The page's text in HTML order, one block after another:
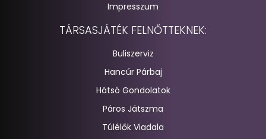
Impresszum
TÁRSASJÁTÉK FELNŐTTEKNEK:
Buliszerviz
Hancúr Párbaj
Hátsó Gondolatok
Páros Játszma
Túlélők Viadala